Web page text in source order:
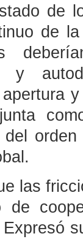
de
de
y
del
las
de